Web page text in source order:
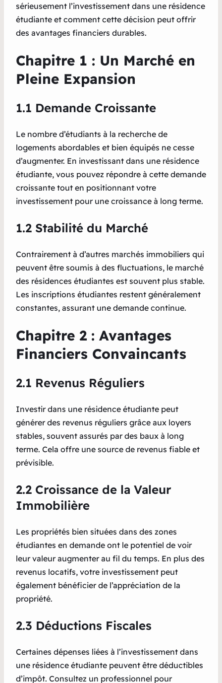
sérieusement l’investissement dans une résidence
étudiante et comment cette décision peut offrir
des avantages financiers durables.
Chapitre 1 : Un Marché en
Pleine Expansion
1.1 Demande Croissante
Le nombre d’étudiants à la recherche de
logements abordables et bien équipés ne cesse
d’augmenter. En investissant dans une résidence
étudiante, vous pouvez répondre à cette demande
croissante tout en positionnant votre
investissement pour une croissance à long terme.
1.2 Stabilité du Marché
Contrairement à d’autres marchés immobiliers qui
peuvent être soumis à des fluctuations, le marché
des résidences étudiantes est souvent plus stable.
Les inscriptions étudiantes restent généralement
constantes, assurant une demande continue.
Chapitre 2 : Avantages
Financiers Convaincants
2.1 Revenus Réguliers
Investir dans une résidence étudiante peut
générer des revenus réguliers grâce aux loyers
stables, souvent assurés par des baux à long
terme. Cela offre une source de revenus fiable et
prévisible.
2.2 Croissance de la Valeur
Immobilière
Les propriétés bien situées dans des zones
étudiantes en demande ont le potentiel de voir
leur valeur augmenter au fil du temps. En plus des
revenus locatifs, votre investissement peut
également bénéficier de l’appréciation de la
propriété.
2.3 Déductions Fiscales
Certaines dépenses liées à l’investissement dans
une résidence étudiante peuvent être déductibles
d’impôt. Consultez un professionnel pour